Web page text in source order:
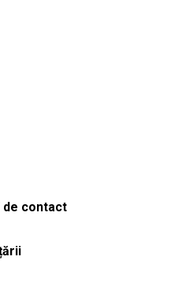
de contact